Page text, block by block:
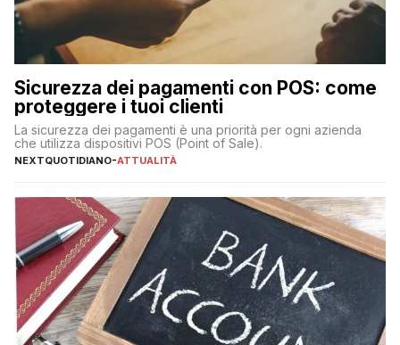
Sicurezza dei pagamenti con POS: come
proteggere i tuoi clienti
La sicurezza dei pagamenti è una priorità per ogni azienda
che utilizza dispositivi POS (Point of Sale).
NEXTQUOTIDIANO-ATTUALITÀ